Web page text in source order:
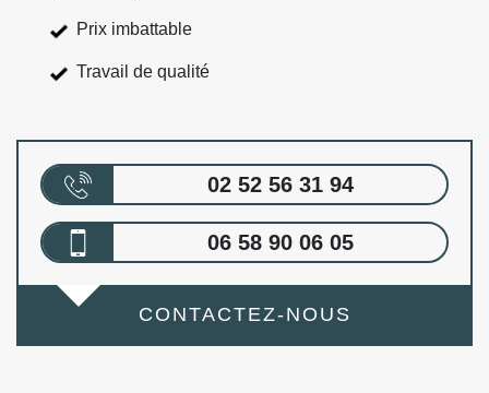
Prix imbattable
Travail de qualité
02 52 56 31 94
06 58 90 06 05
CONTACTEZ-NOUS